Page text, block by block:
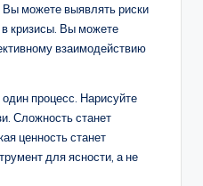
Вы можете выявлять риски
в кризисы. Вы можете
взаимодействию
процесс. Нарисуйте
Сложность станет
ценность станет
для ясности, а не